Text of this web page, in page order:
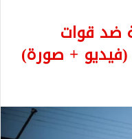
ضد قوات
+ صورة)